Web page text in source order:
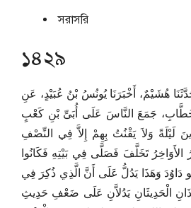
সরাসরি
১৪২৯
هُشَيْمٌ، أَخْبَرَنَا يُونُسُ بْنُ عُبَيْدٍ، عَنِ
جَمَعَ النَّاسَ عَلَى أُبَىِّ بْنِ كَعْبٍ
لَيْلَةً وَلاَ يَقْنُتُ بِهِمْ إِلاَّ فِي النِّصْفِ
الأَوَاخِرُ تَخَلَّفَ فَصَلَّى فِي بَيْتِهِ فَكَانُوا
دَاوُدَ وَهَذَا يَدُلُّ عَلَى أَنَّ الَّذِي ذُكِرَ فِي
الْحَدِيثَانِ يَدُلاَّنِ عَلَى ضَعْفِ حَدِيثِ